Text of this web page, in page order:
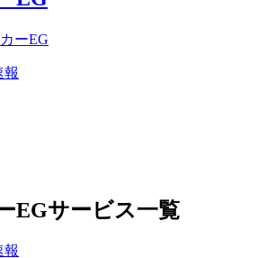
報
EGサービス一覧
報